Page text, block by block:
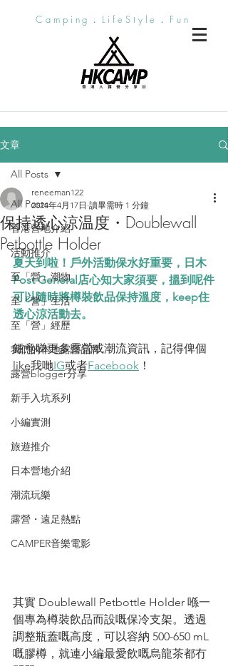
Camping．LifeStyle．Fun
文章
All Posts
香港營地介紹
活動推介
至「營」潮物
至「營」生活
至「營」經歷
我們的本地露營品牌
露營blogger分享
新手入坑系列
小編實測
旅遊推介
日本營地介紹
潮流玩樂
露營・遠足熱點
CAMPER音樂電影
All Posts
保持透心涼温度・Doublewall
Petbottle Holder
reneeman122
2024年4月17日 讀畢需時 1 分鐘
夏天到啦！戶外活動保水好重要，日木
Post General店心知大家須要，搵到呢件
可以隨時將樽裝飲品保持溫度，keep住
透心涼活動去。
鍾意睇更多露營或潮流資訊，記得俾個
like我哋IG或者Facebook ！
其實 Doublewall Petbottle Holder 喺一
個專為樽裝飲品而設嘅保冷支架。透過
調整瓶蓋嘅高度，可以容納 500-650 mL
嘅膠樽，就連小編最愛飲嘅烏龍茶都冇